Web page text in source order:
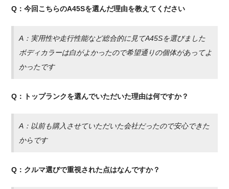
Q：今回こちらのA45Sを選んだ理由を教えてください
A：実用性や走行性能など総合的に見てA45Sを選びました
ボディカラーは白がよかったので希望通りの個体があってよ
かったです
Q：トップランクを選んでいただいた理由は何ですか？
A：以前も購入させていただいた会社だったので安心できた
からです
Q：クルマ選びで重視された点はなんですか？